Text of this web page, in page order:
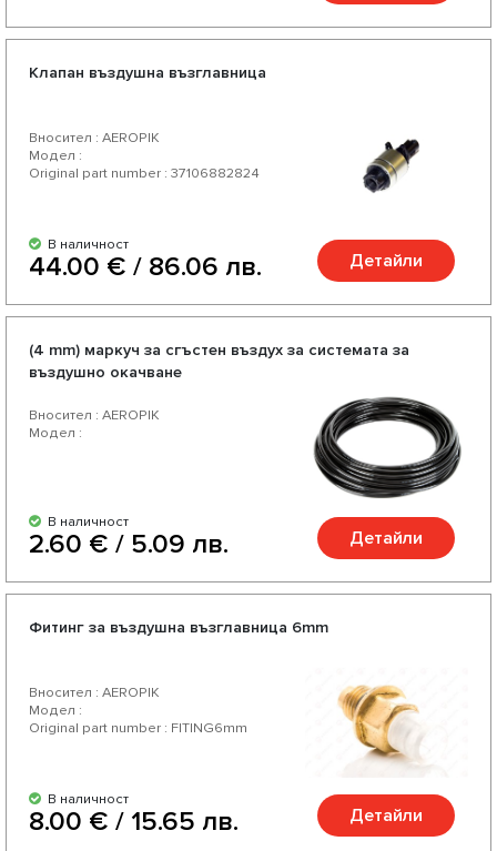
Клапан въздушна възглавница
Вносител : AEROPIK
Модел :
Original part number : 37106882824
В наличност
44.00 € / 86.06 лв. Детайли
(4 mm) маркуч за сгъстен въздух за системата за
въздушно окачване
Вносител : AEROPIK
Модел :
В наличност
2.60 € / 5.09 лв. Детайли
Фитинг за въздушна възглавница 6mm
Вносител : AEROPIK
Модел :
Original part number : FITING6mm
В наличност
8.00 € / 15.65 лв. Детайли